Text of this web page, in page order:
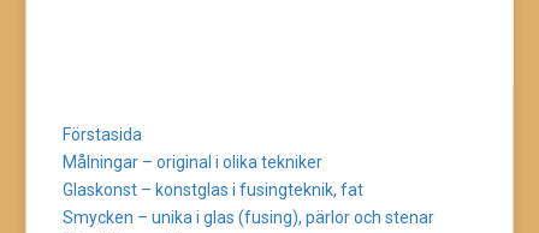
Förstasida
Målningar – original i olika tekniker
Glaskonst – konstglas i fusingteknik, fat
Smycken – unika i glas (fusing), pärlor och stenar